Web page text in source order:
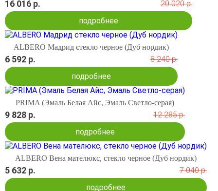
16 016 р.
20 020 р.
подробнее
ALBERO Мадрид стекло черное (Дуб нордик)
6 592 р.
8 240 р.
подробнее
PRIMA (Эмаль Белая Айс, Эмаль Светло-серая)
9 828 р.
12 285 р.
подробнее
ALBERO Вена мателюкс, стекло черное (Дуб нордик)
5 632 р.
7 040 р.
подробнее